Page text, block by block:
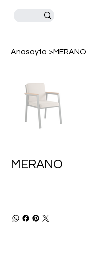
Anasayfa >MERANO
MERANO